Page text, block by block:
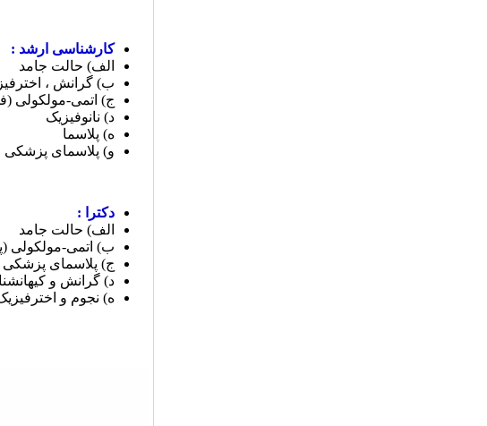
کارشناسی ارشد :
الف) حالت جامد
ب) گرانش ،
ج) اتمی-مولکولی
د) نانوفیزیک
ه) پلاسما
و) پلاسمای پزشکی
دکترا :
الف) حالت جامد
ب) اتمی-مولکولی
ج) پلاسمای پزشکی
د) گرانش و
ه) نجوم و